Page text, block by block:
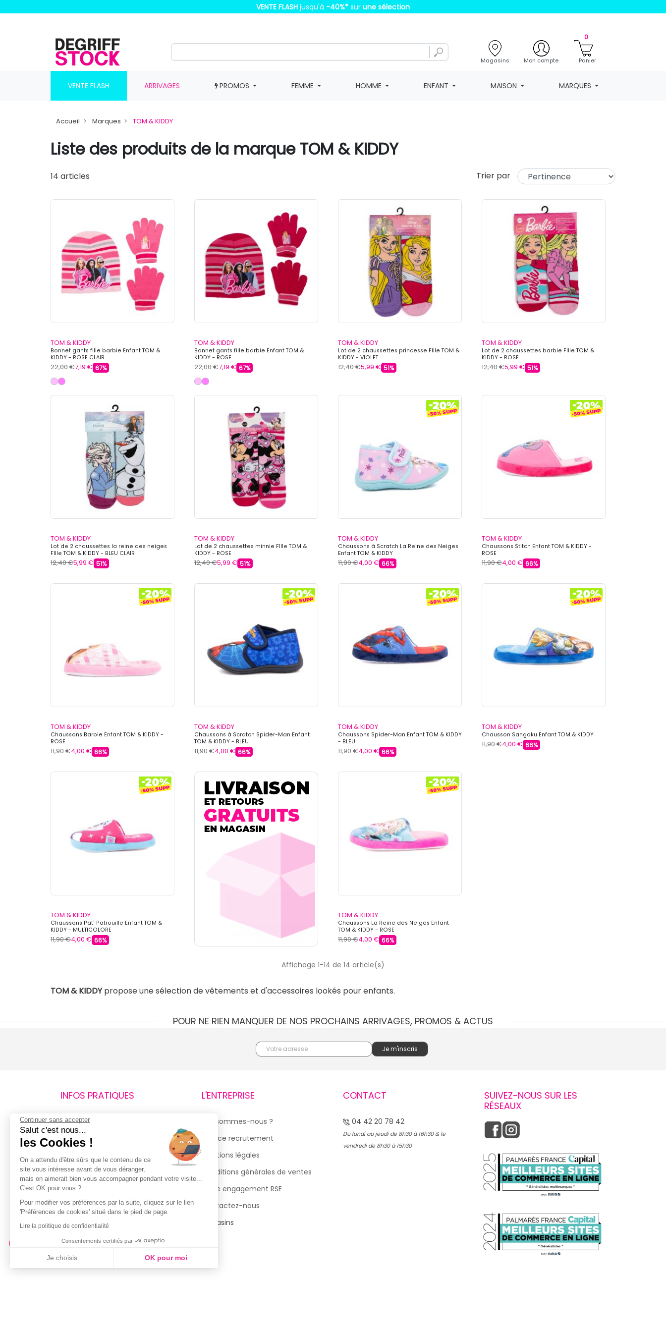
VENTE FLASH jusqu'à -40%* sur une sélection
Magasins Mon compte
0
Panier
VENTE FLASH ARRIVAGES PROMOS FEMME HOMME ENFANT MAISON MARQUES
Accueil Marques TOM & KIDDY
Liste des produits de la marque TOM & KIDDY
14 articles Trier par
TOM & KIDDY
Bonnet gants fille barbie Enfant TOM &
KIDDY - ROSE CLAIR
22,00 €7,19 € 67%
TOM & KIDDY
Bonnet gants fille barbie Enfant TOM &
KIDDY - ROSE
22,00 €7,19 € 67%
TOM & KIDDY
Lot de 2 chaussettes princesse FIlle TOM &
KIDDY - VIOLET
12,40 €5,99 € 51%
TOM & KIDDY
Lot de 2 chaussettes barbie FIlle TOM &
KIDDY - ROSE
12,40 €5,99 € 51%
TOM & KIDDY
Lot de 2 chaussettes la reine des neiges
FIlle TOM & KIDDY - BLEU CLAIR
12,40 €5,99 € 51%
TOM & KIDDY
Lot de 2 chaussettes minnie FIlle TOM &
KIDDY - ROSE
12,40 €5,99 € 51%
TOM & KIDDY
Chaussons à Scratch La Reine des Neiges
Enfant TOM & KIDDY
11,90 €4,00 € 66%
TOM & KIDDY
Chaussons Stitch Enfant TOM & KIDDY -
ROSE
11,90 €4,00 € 66%
TOM & KIDDY
Chaussons Barbie Enfant TOM & KIDDY -
ROSE
11,90 €4,00 € 66%
TOM & KIDDY
Chaussons à Scratch Spider-Man Enfant
TOM & KIDDY - BLEU
11,90 €4,00 € 66%
TOM & KIDDY
Chaussons Spider-Man Enfant TOM & KIDDY
- BLEU
11,90 €4,00 € 66%
TOM & KIDDY
Chausson Sangoku Enfant TOM & KIDDY
11,90 €4,00 € 66%
TOM & KIDDY
Chaussons Pat' Patrouille Enfant TOM &
KIDDY - MULTICOLORE
11,90 €4,00 € 66%
TOM & KIDDY
Chaussons La Reine des Neiges Enfant
TOM & KIDDY - ROSE
11,90 €4,00 € 66%
Affichage 1-14 de 14 article(s)
TOM & KIDDYpropose une sélection de vêtements et d'accessoires lookés pour enfants.
POUR NE RIEN MANQUER DE NOS PROCHAINS ARRIVAGES, PROMOS & ACTUS
INFOS PRATIQUES
Retours et remboursements
Suivi de commande
Livraisons
Guide des tailles
Politique de confidentialité
Conditions générales d’utilisation
de la Carte de Fidélité
L'ENTREPRISE
Qui sommes-nous ?
Espace recrutement
Mentions légales
Conditions générales de ventes
Notre engagement RSE
Contactez-nous
Magasins
CONTACT
04 42 20 78 42
Du lundi au jeudi de 8h30 à 16h30 & le
vendredi de 8h30 à 15h30
SUIVEZ-NOUS SUR LES
RÉSEAUX
Continuer sans accepter
Salut c'est nous...
les Cookies !
On a attendu d'être sûrs que le contenu de ce
site vous intéresse avant de vous déranger,
mais on aimerait bien vous accompagner pendant votre visite...
C'est OK pour vous ?
Pour modifier vos préférences par la suite, cliquez sur le lien
'Préférences de cookies' situé dans le pied de page.
Lire la politique de confidentialité
Consentements certifiés par
Je choisis OK pour moi